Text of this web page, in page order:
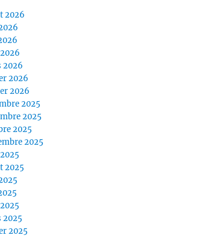
2026
2026
2026
2026
2025
2025
2025
2025
2025
2025
2025